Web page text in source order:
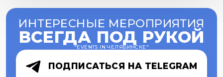
ИНТЕРЕСНЫЕ МЕРОПРИЯТИЯ
ВСЕГДА ПОД РУКОЙ
"EVENTS IN ЧЕЛЯБИНСКЕ "
ПОДПИСАТЬСЯ НА TELEGRAM